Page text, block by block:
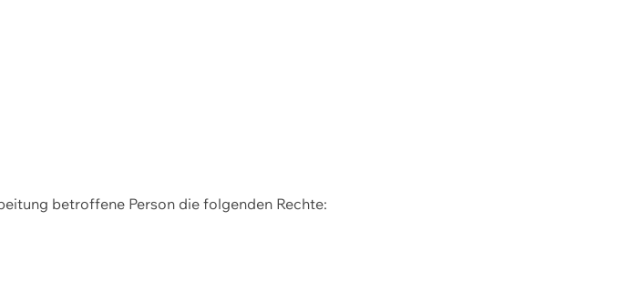
betroffene Person die folgenden Rechte: